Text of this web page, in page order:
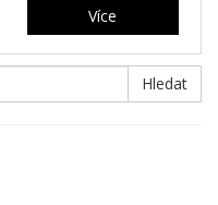
Více
Hledat